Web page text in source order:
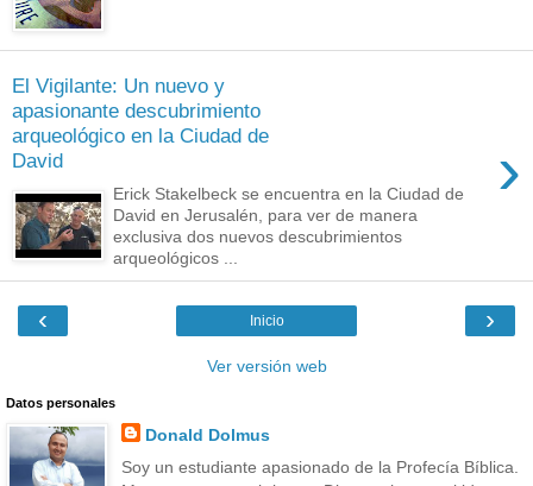
El Vigilante: Un nuevo y
apasionante descubrimiento
arqueológico en la Ciudad de
David
›
Erick Stakelbeck se encuentra en la Ciudad de
David en Jerusalén, para ver de manera
exclusiva dos nuevos descubrimientos
arqueológicos ...
‹ ›
Inicio
Ver versión web
Datos personales
Donald Dolmus
Soy un estudiante apasionado de la Profecía Bíblica.